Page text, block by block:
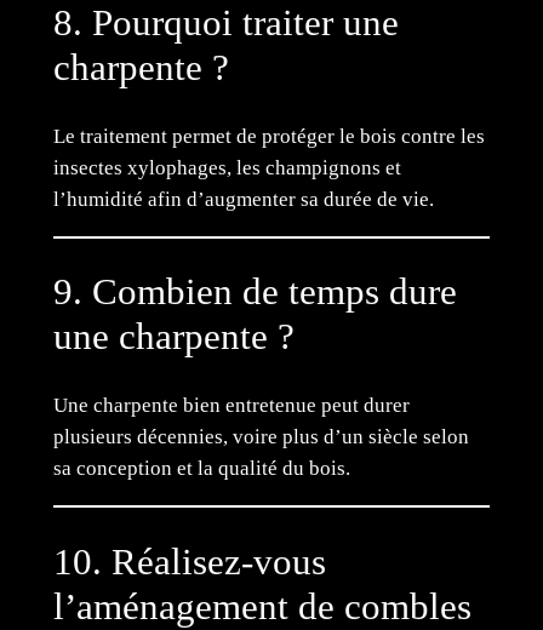
8. Pourquoi traiter une
charpente ?
Le traitement permet de protéger le bois contre les
insectes xylophages, les champignons et
l’humidité afin d’augmenter sa durée de vie.
9. Combien de temps dure
une charpente ?
Une charpente bien entretenue peut durer
plusieurs décennies, voire plus d’un siècle selon
sa conception et la qualité du bois.
10. Réalisez-vous
l’aménagement de combles